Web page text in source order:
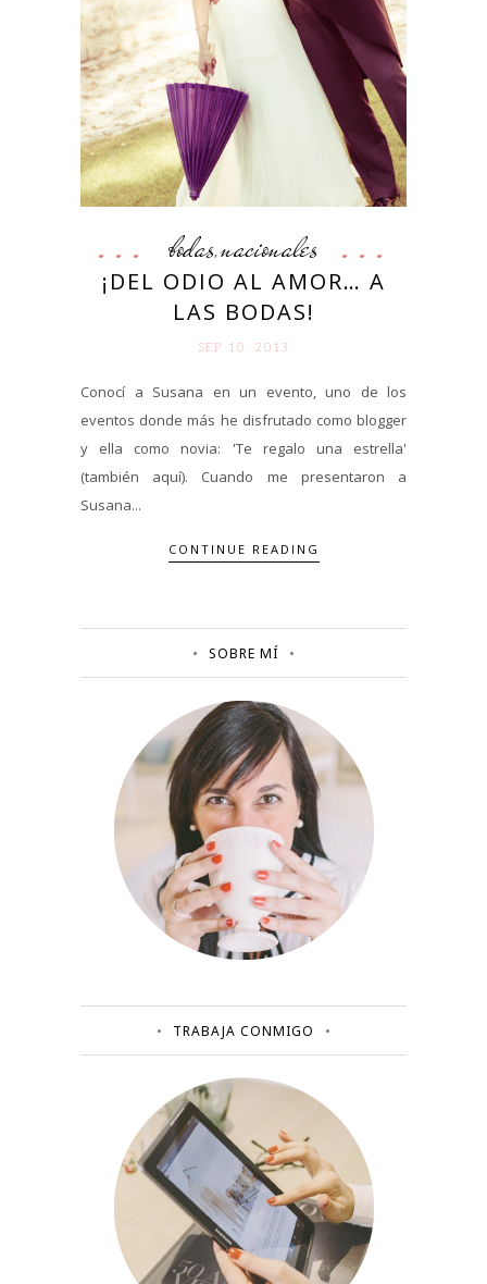
bodas,nacionales
¡DEL ODIO AL AMOR… A
LAS BODAS!
SEP 10. 2013
Conocí a Susana en un evento, uno de los
eventos donde más he disfrutado como blogger
y ella como novia: 'Te regalo una estrella'
(también aquí). Cuando me presentaron a
Susana...
CONTINUE READING
SOBRE MÍ
TRABAJA CONMIGO